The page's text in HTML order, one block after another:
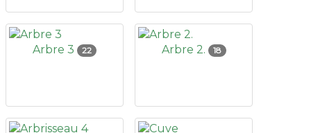
Arbre 3 22 Arbre 2. 18